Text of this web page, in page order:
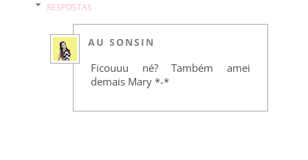
RESPOSTAS
AU SONSIN
Ficouuu né? Também amei
demais Mary *-*